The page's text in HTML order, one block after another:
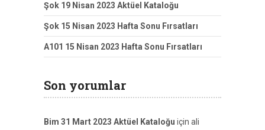
Şok 19 Nisan 2023 Aktüel Kataloğu
Şok 15 Nisan 2023 Hafta Sonu Fırsatları
A101 15 Nisan 2023 Hafta Sonu Fırsatları
Son yorumlar
Bim 31 Mart 2023 Aktüel Kataloğu için ali